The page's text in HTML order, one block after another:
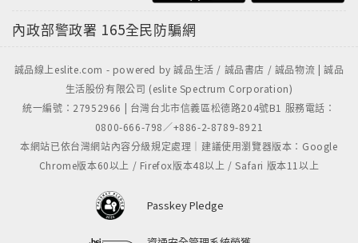
AI近未來
AI不可阻擋的崛起，正籠罩著整個世界。在這樣的時代
裡，全球最具代表性的未來學家們，究竟是如何想像未
來的？
2026男性工作大調查
內政部警政署 165全民防騙網
誠品線上eslite.com - powered by 誠品生活 / 誠品書店 / 誠品物流 | 誠品
生活股份有限公司 (eslite Spectrum Corporation)
統一編號：27952966 | 台灣台北市信義區松德路204號B1 服務電話：
0800-666-798／+886-2-8789-8921
本網站已依台灣網站內容分級規定處理｜建議使用瀏覽器版本：Google
Chrome版本60以上 / Firefox版本48以上 / Safari 版本11以上
Passkey Pledge